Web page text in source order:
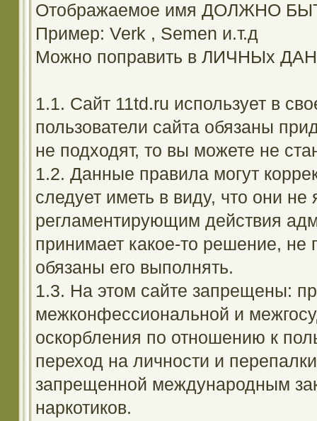
Отображаемое имя ДОЛЖНО
Пример: Verk , Semen и.т.д
Можно поправить в ЛИЧНЫх
1.1. Сайт 11td.ru использует в
пользователи сайта обязаны
не подходят, то вы можете не
1.2. Данные правила могут
следует иметь в виду, что они
регламентирующим действия
принимает какое-то решение, не
обязаны его выполнять.
1.3. На этом сайте запрещены:
межконфессиональной и
оскорбления по отношению к
переход на личности и
запрещенной международным
наркотиков.